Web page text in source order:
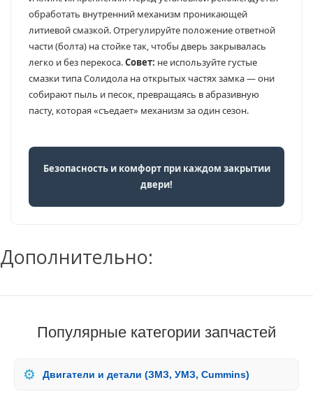
обработать внутренний механизм проникающей
литиевой смазкой. Отрегулируйте положение ответной
части (болта) на стойке так, чтобы дверь закрывалась
легко и без перекоса.Совет: не используйте густые
смазки типа Солидола на открытых частях замка — они
собирают пыль и песок, превращаясь в абразивную
пасту, которая «съедает» механизм за один сезон.
Безопасность и комфорт при каждом закрытии
двери!
Дополнительно:
Популярные категории запчастей
⚙️ Двигатели и детали (ЗМЗ, УМЗ, Cummins)